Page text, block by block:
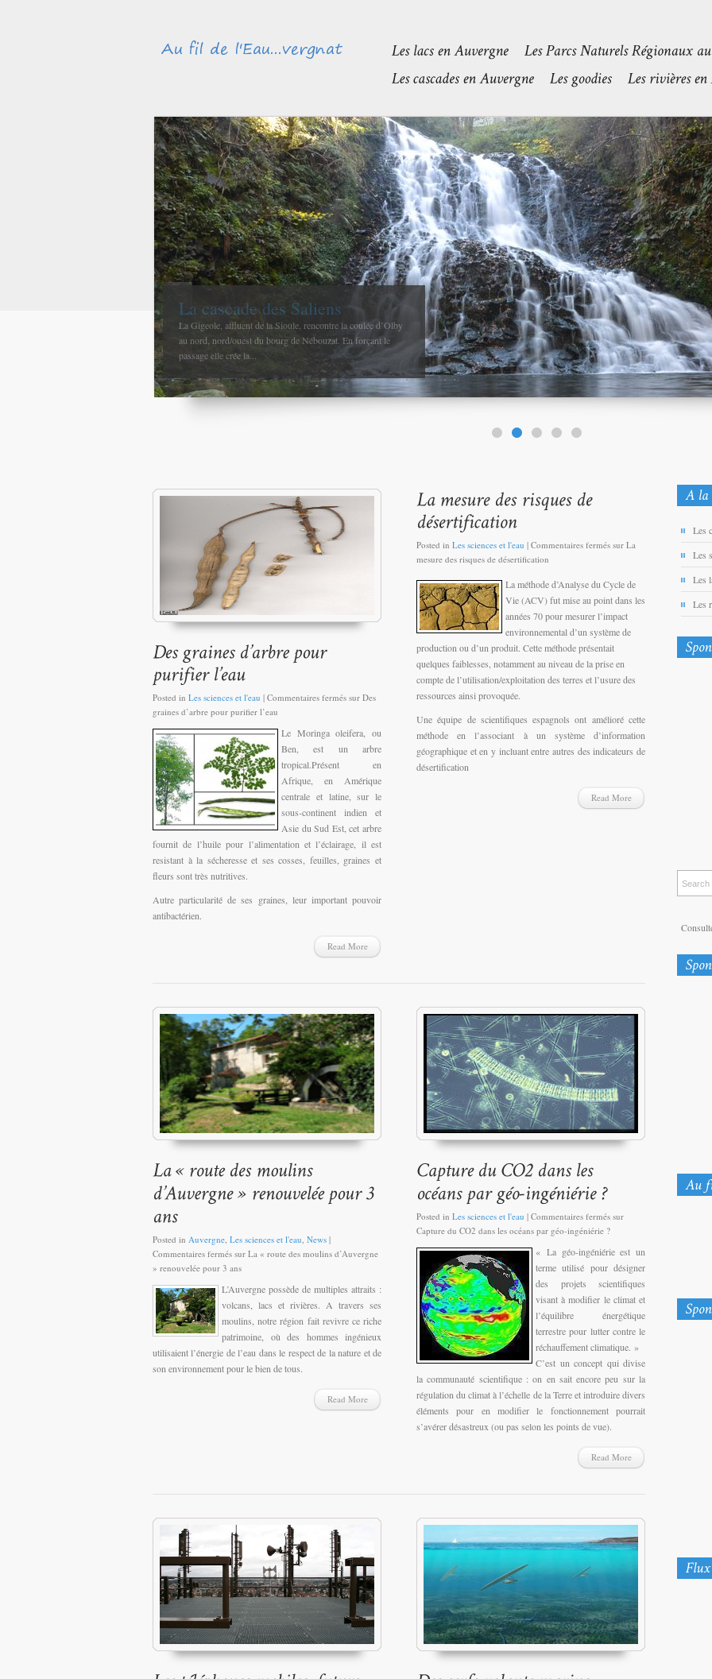
Méandres et boires de la Sioule
avant de rejoindre l’Allier
La confluence entre la Sioule et l’Allier se fait entre Contigny
et La Ferté-Hauterive peu après Saint-Pourçain sur-Sioule à...
Posted in Les sciences et l'eau | Commentaires fermés sur Des
graines d’arbre pour purifier l’eau
Le Moringa oleifera, ou
Ben, est un arbre
tropical.Présent en
Afrique, en Amérique
centrale et latine, sur le
sous-continent indien et
Asie du Sud Est, cet arbre
fournit de l’huile pour l’alimentation et l’éclairage, il est
resistant à la sécheresse et ses cosses, feuilles, graines et
fleurs sont très nutritives.
Autre particularité de ses graines, leur important pouvoir
antibactérien.
Read More
Posted in Les sciences et l'eau | Commentaires fermés sur La
mesure des risques de désertification
La méthode d’Analyse du Cycle de
Vie (ACV) fut mise au point dans les
années 70 pour mesurer l’impact
environnemental d’un système de
production ou d’un produit. Cette méthode présentait
quelques faiblesses, notamment au niveau de la prise en
compte de l’utilisation/exploitation des terres et l’usure des
ressources ainsi provoquée.
Une équipe de scientifiques espagnols ont amélioré cette
méthode en l’associant à un système d’information
géographique et en y incluant entre autres des indicateurs de
désertification
Read More
Posted in Auvergne Les sciences et l'eau News |
Commentaires fermés sur La « route des moulins d’Auvergne
» renouvelée pour 3 ans
L’Auvergne possède de multiples attraits :
volcans, lacs et rivières. A travers ses
moulins, notre région fait revivre ce riche
patrimoine, où des hommes ingénieux
utilisaient l’énergie de l’eau dans le respect de la nature et de
son environnement pour le bien de tous.
Read More
Posted in Les sciences et l'eau | Commentaires fermés sur
Capture du CO2 dans les océans par géo-ingéniérie ?
« La géo-ingéniérie est un
terme utilisé pour désigner
des projets scientifiques
visant à modifier le climat et
l’équilibre énergétique
terrestre pour lutter contre le
réchauffement climatique. »
C’est un concept qui divise
la communauté scientifique : on en sait encore peu sur la
régulation du climat à l’échelle de la Terre et introduire divers
éléments pour en modifier le fonctionnement pourrait
s’avérer désastreux (ou pas selon les points de vue).
Read More
Les
Les
Les
Les